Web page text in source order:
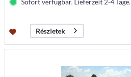
Részletek